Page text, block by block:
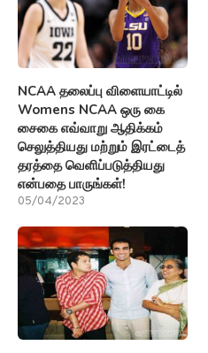
NCAA தலைப்பு விளையாட்டில்
Womens NCAA ஒரு கை
சைகை எவ்வாறு ஆதிக்கம்
செலுத்தியது மற்றும் இரட்டைத்
தரத்தை வெளிப்படுத்தியது
என்பதை பாருங்கள்!
05/04/2023